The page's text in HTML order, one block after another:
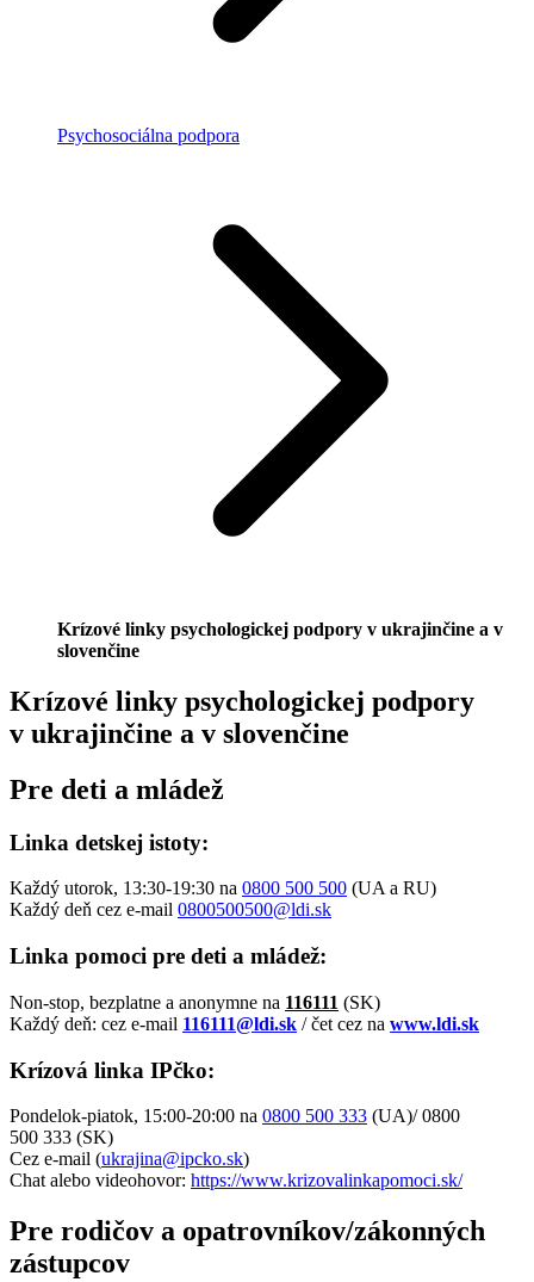
Psychosociálna podpora
Krízové linky psychologickej podpory v ukrajinčine a v
slovenčine
Krízové linky psychologickej podpory
v ukrajinčine a v slovenčine
Pre deti a mládež
Linka detskej istoty:
Každý utorok, 13:30-19:30 na 0800 500 500 (UA a RU)
Každý deň cez e-mail 0800500500@ldi.sk
Linka pomoci pre deti a mládež:
Non-stop, bezplatne a anonymne na 116111 (SK)
Každý deň: cez e-mail 116111@ldi.sk / čet cez na www.ldi.sk
Krízová linka IPčko:
Pondelok-piatok, 15:00-20:00 na 0800 500 333 (UA)/ 0800
500 333 (SK)
Cez e-mail (ukrajina@ipcko.sk)
Chat alebo videohovor: https://www.krizovalinkapomoci.sk/
Pre rodičov a opatrovníkov/zákonných
zástupcov